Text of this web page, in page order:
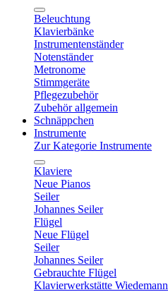
Beleuchtung
Klavierbänke
Instrumentenständer
Notenständer
Metronome
Stimmgeräte
Pflegezubehör
Zubehör allgemein
Schnäppchen
Instrumente
Zur Kategorie Instrumente
Klaviere
Neue Pianos
Seiler
Johannes Seiler
Flügel
Neue Flügel
Seiler
Johannes Seiler
Gebrauchte Flügel
Klavierwerkstätte Wiedemann